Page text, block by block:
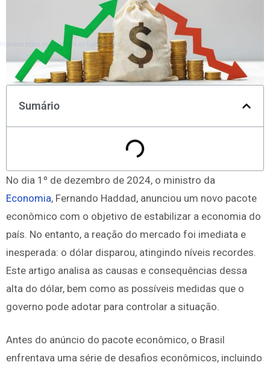
Monitore todos os mercados no TradingView
Sumário
No dia 1º de dezembro de 2024, o ministro da
Economia, Fernando Haddad, anunciou um novo pacote
econômico com o objetivo de estabilizar a economia do
país. No entanto, a reação do mercado foi imediata e
inesperada: o dólar disparou, atingindo níveis recordes.
Este artigo analisa as causas e consequências dessa
alta do dólar, bem como as possíveis medidas que o
governo pode adotar para controlar a situação.
Antes do anúncio do pacote econômico, o Brasil
enfrentava uma série de desafios econômicos, incluindo